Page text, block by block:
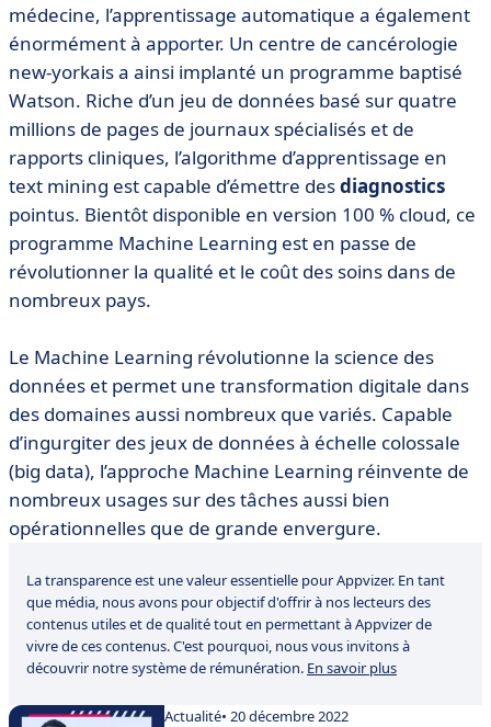
médecine, l’apprentissage automatique a également
énormément à apporter. Un centre de cancérologie
new-yorkais a ainsi implanté un programme baptisé
Watson. Riche d’un jeu de données basé sur quatre
millions de pages de journaux spécialisés et de
rapports cliniques, l’algorithme d’apprentissage en
text mining est capable d’émettre desdiagnostics
pointus. Bientôt disponible en version 100 % cloud, ce
programme Machine Learning est en passe de
révolutionner la qualité et le coût des soins dans de
nombreux pays.
Le Machine Learning révolutionne la science des
données et permet une transformation digitale dans
des domaines aussi nombreux que variés. Capable
d’ingurgiter des jeux de données à échelle colossale
(big data), l’approche Machine Learning réinvente de
nombreux usages sur des tâches aussi bien
opérationnelles que de grande envergure.
La transparence est une valeur essentielle pour Appvizer. En tant
que média, nous avons pour objectif d'offrir à nos lecteurs des
contenus utiles et de qualité tout en permettant à Appvizer de
vivre de ces contenus. C'est pourquoi, nous vous invitons à
découvrir notre système de rémunération. En savoir plus
Actualité• 20 décembre 2022